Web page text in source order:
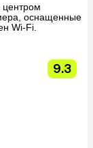
оснащенные
Wi-Fi.
9.3